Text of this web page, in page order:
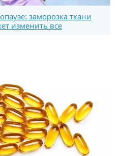
заморозка ткани
изменить все